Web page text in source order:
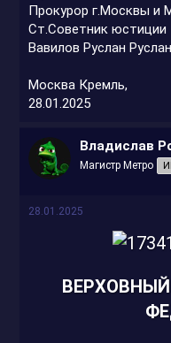
Прокурор г.Москвы и
Ст.Советник юстиции
Вавилов Руслан
Москва Кремль,
28.01.2025
Владислав
Магистр Метро
28.01.2025